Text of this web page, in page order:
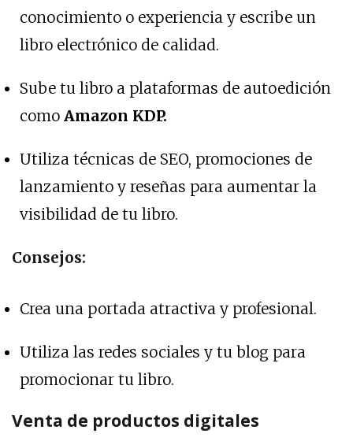
conocimiento o experiencia y escribe un
libro electrónico de calidad.
Sube tu libro a plataformas de autoedición
como Amazon KDP.
Utiliza técnicas de SEO, promociones de
lanzamiento y reseñas para aumentar la
visibilidad de tu libro.
Consejos:
Crea una portada atractiva y profesional.
Utiliza las redes sociales y tu blog para
promocionar tu libro.
Venta de productos digitales